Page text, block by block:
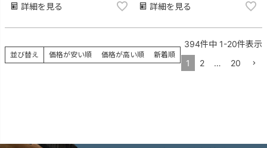
詳細を見る 詳細を見る
並び替え 価格が安い順 価格が高い順 新着順
394件中 1-20件表示
1
2 … 20